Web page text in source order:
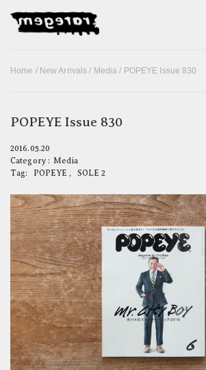
Home / New Arrivals / Media / POPEYE Issue 830
POPEYE Issue 830
2016.05.20
Category : Media
Tag:
POPEYE , SOLE 2